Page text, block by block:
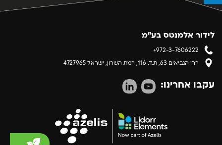
לידור אלמנטס בע"מ
+972-3-7606222
רח' הנביאים 63, ת.ד. 116, רמת השרון, ישראל 4727965
עקבו אחרינו: